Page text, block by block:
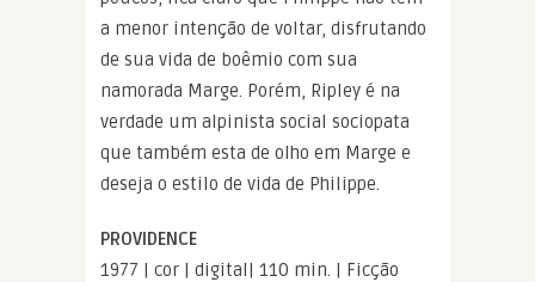
a menor intenção de voltar, disfrutando
de sua vida de boêmio com sua
namorada Marge. Porém, Ripley é na
verdade um alpinista social sociopata
que também esta de olho em Marge e
deseja o estilo de vida de Philippe.
PROVIDENCE
1977 | cor | digital| 110 min. | Ficção